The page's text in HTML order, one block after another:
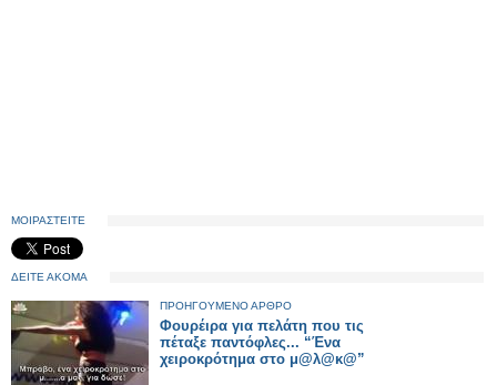
ΜΟΙΡΑΣΤΕΙΤΕ
ΔΕΙΤΕ ΑΚΟΜΑ
ΠΡΟΗΓΟΥΜΕΝΟ ΑΡΘΡΟ
Φουρέιρα για πελάτη που τις
πέταξε παντόφλες... “Ένα
χειροκρότημα στο μ@λ@κ@”